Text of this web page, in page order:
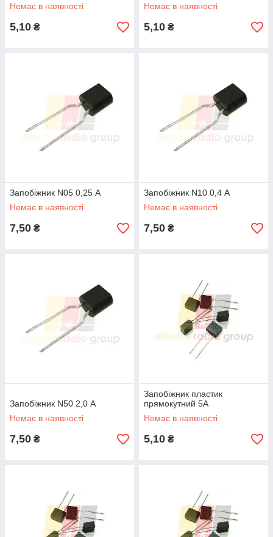
Немає в наявності
5,10 ₴
Немає в наявності
5,10 ₴
Запобіжник N05 0,25 Α
Немає в наявності
7,50 ₴
Запобіжник N10 0,4 Α
Немає в наявності
7,50 ₴
Запобіжник N50 2,0 Α
Немає в наявності
7,50 ₴
Запобіжник пластик
прямокутний 5А
Немає в наявності
5,10 ₴